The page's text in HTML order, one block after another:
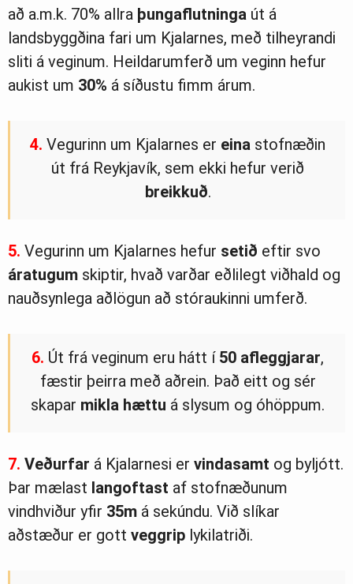
að a.m.k. 70% allra þungaflutninga út á
landsbyggðina fari um Kjalarnes, með tilheyrandi
sliti á veginum. Heildarumferð um veginn hefur
aukist um 30% á síðustu fimm árum.
4. Vegurinn um Kjalarnes er eina stofnæðin
út frá Reykjavík, sem ekki hefur verið
breikkuð.
5. Vegurinn um Kjalarnes hefur setið eftir svo
áratugum skiptir, hvað varðar eðlilegt viðhald og
nauðsynlega aðlögun að stóraukinni umferð.
6. Út frá veginum eru hátt í 50 afleggjarar,
fæstir þeirra með aðrein. Það eitt og sér
skapar mikla hættu á slysum og óhöppum.
7. Veðurfar á Kjalarnesi er vindasamt og byljótt.
Þar mælast langoftast af stofnæðunum
vindhviður yfir 35m á sekúndu. Við slíkar
aðstæður er gott veggrip lykilatriði.